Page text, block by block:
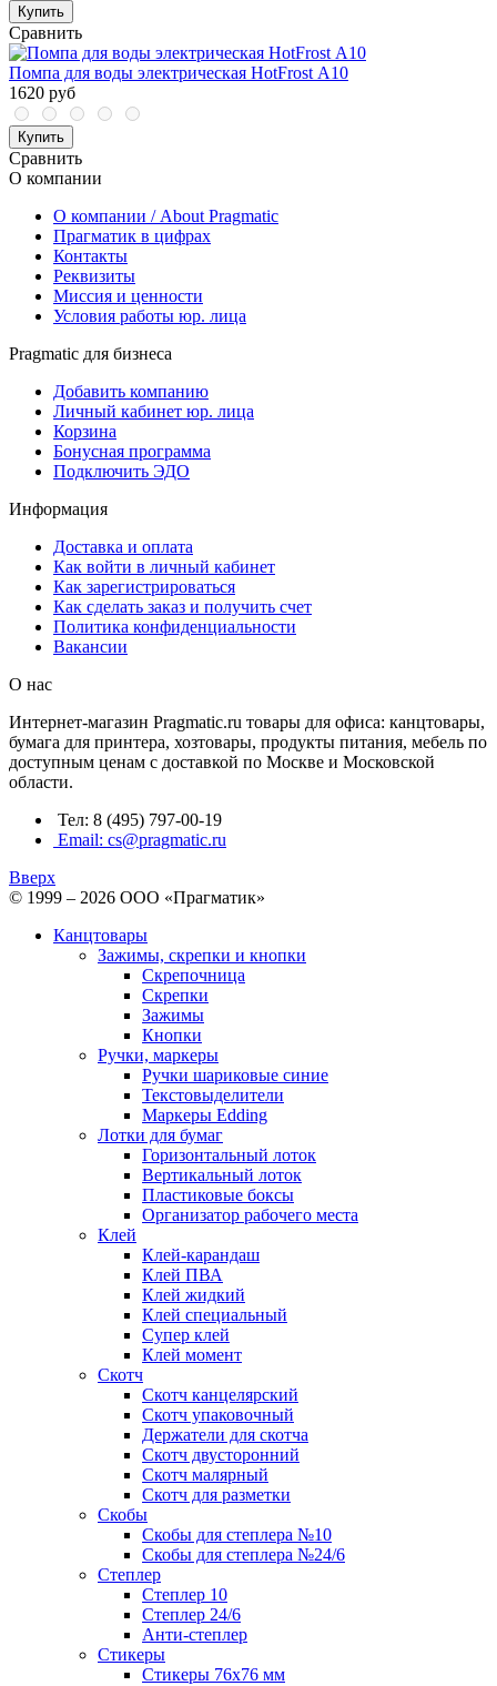
Купить
Сравнить
Помпа для воды электрическая HotFrost А10
1620 руб
Купить
Сравнить
О компании
О компании / About Pragmatic
Прагматик в цифрах
Контакты
Реквизиты
Миссия и ценности
Условия работы юр. лица
Pragmatic для бизнеса
Добавить компанию
Личный кабинет юр. лица
Корзина
Бонусная программа
Подключить ЭДО
Информация
Доставка и оплата
Как войти в личный кабинет
Как зарегистрироваться
Как сделать заказ и получить счет
Политика конфиденциальности
Вакансии
О нас
Интернет-магазин Pragmatic.ru товары для офиса: канцтовары,
бумага для принтера, хозтовары, продукты питания, мебель по
доступным ценам с доставкой по Москве и Московской
области.
Тел: 8 (495) 797-00-19
Email: cs@pragmatic.ru
Вверх
© 1999 – 2026 ООО «Прагматик»
Канцтовары
Зажимы, скрепки и кнопки
Скрепочница
Скрепки
Зажимы
Кнопки
Ручки, маркеры
Ручки шариковые синие
Текстовыделители
Маркеры Edding
Лотки для бумаг
Горизонтальный лоток
Вертикальный лоток
Пластиковые боксы
Организатор рабочего места
Клей
Клей-карандаш
Клей ПВА
Клей жидкий
Клей специальный
Супер клей
Клей момент
Скотч
Скотч канцелярский
Скотч упаковочный
Держатели для скотча
Скотч двусторонний
Скотч малярный
Скотч для разметки
Скобы
Скобы для степлера №10
Скобы для степлера №24/6
Степлер
Степлер 10
Степлер 24/6
Анти-степлер
Стикеры
Стикеры 76x76 мм